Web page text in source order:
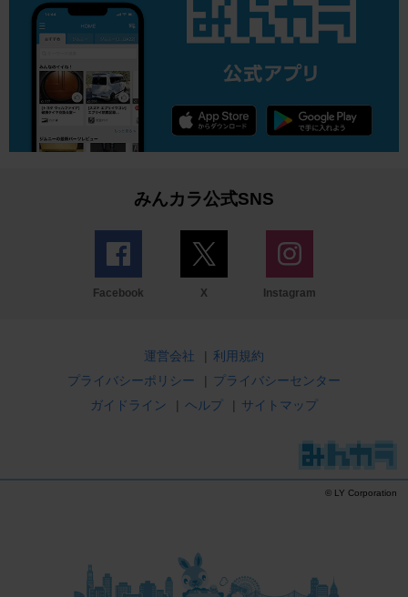
みんカラ公式SNS
Facebook X Instagram
運営会社 | 利用規約
プライバシーポリシー
| プライバシーセンター
ガイドライン
| ヘルプ | サイトマップ
© LY Corporation